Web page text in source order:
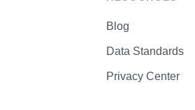
Blog
Data Standards
Privacy Center